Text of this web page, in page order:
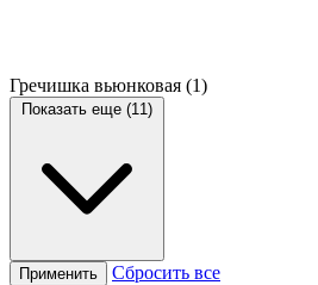
Гречишка вьюнковая (1)
Показать еще (11)
Применить
Сбросить все